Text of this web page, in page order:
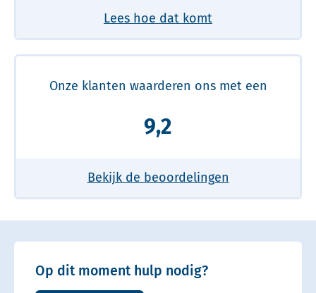
Lees hoe dat komt
Onze klanten waarderen ons met een
9,2
Bekijk de beoordelingen
Op dit moment hulp nodig?